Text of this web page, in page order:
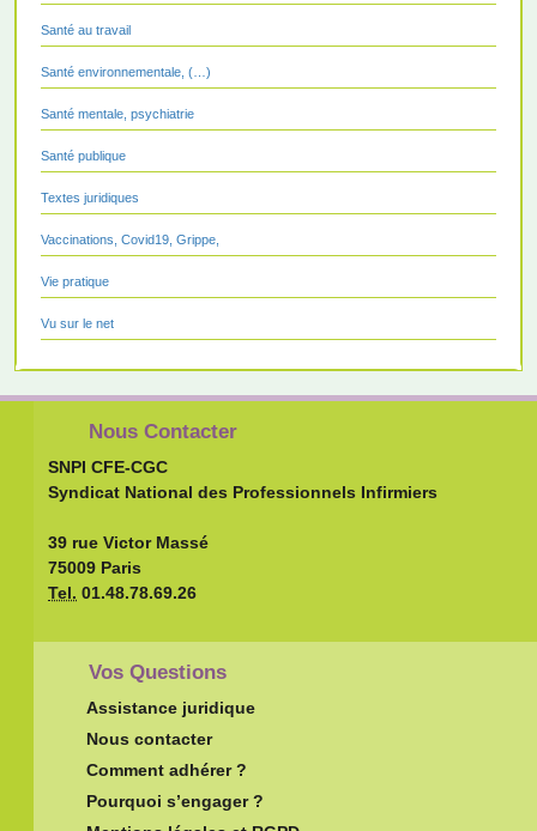
Santé au travail
Santé environnementale, (…)
Santé mentale, psychiatrie
Santé publique
Textes juridiques
Vaccinations, Covid19, Grippe,
Vie pratique
Vu sur le net
Nous Contacter
SNPI CFE-CGC
Syndicat National des Professionnels Infirmiers
39 rue Victor Massé
75009 Paris
Tel. 01.48.78.69.26
Vos Questions
Assistance juridique
Nous contacter
Comment adhérer ?
Pourquoi s’engager ?